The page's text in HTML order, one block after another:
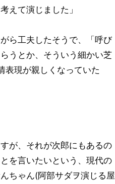
えて演じました」
ら工夫したそうで、「呼び
うとか、そういう細かい芝
表現が親しくなっていた
が、それが次郎にもあるの
を言いたいという、現代の
ちゃん(阿部サダヲ演じる屋